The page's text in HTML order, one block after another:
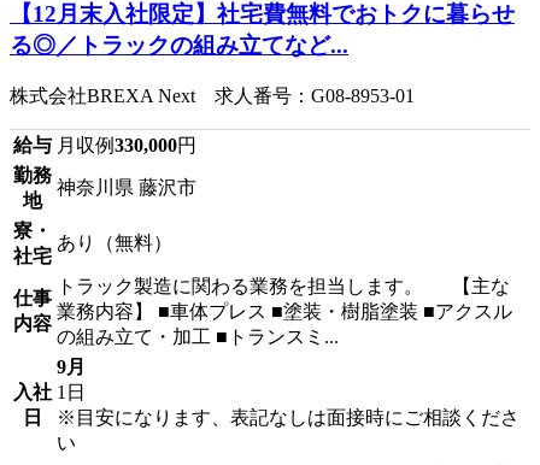
【12月末入社限定】社宅費無料でおトクに暮らせ
る◎／トラックの組み立てなど...
株式会社BREXA Next 求人番号：G08-8953-01
給与 月収例330,000円
勤務
地
神奈川県 藤沢市
寮・
社宅
あり（無料）
仕事
内容
トラック製造に関わる業務を担当します。 【主な
業務内容】 ■車体プレス ■塗装・樹脂塗装 ■アクスル
の組み立て・加工 ■トランスミ...
入社
日
9月
1日
※目安になります、表記なしは面接時にご相談くださ
い